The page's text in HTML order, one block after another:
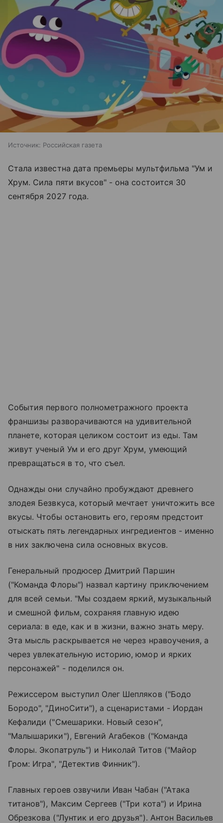
Источник: Российская газета
Стала известна дата премьеры мультфильма "Ум и
Хрум. Сила пяти вкусов" - она состоится 30
сентября 2027 года.
События первого полнометражного проекта
франшизы разворачиваются на удивительной
планете, которая целиком состоит из еды. Там
живут ученый Ум и его друг Хрум, умеющий
превращаться в то, что съел.
Однажды они случайно пробуждают древнего
злодея Безвкуса, который мечтает уничтожить все
вкусы. Чтобы остановить его, героям предстоит
отыскать пять легендарных ингредиентов - именно
в них заключена сила основных вкусов.
Генеральный продюсер Дмитрий Паршин
("Команда Флоры") назвал картину приключением
для всей семьи. "Мы создаем яркий, музыкальный
и смешной фильм, сохраняя главную идею
сериала: в еде, как и в жизни, важно знать меру.
Эта мысль раскрывается не через нравоучения, а
через увлекательную историю, юмор и ярких
персонажей" - поделился он.
Режиссером выступил Олег Шепляков ("Бодо
Бородо", "ДиноСити"), а сценаристами - Иордан
Кефалиди ("Смешарики. Новый сезон",
"Малышарики"), Евгений Агабеков ("Команда
Флоры. Экопатруль") и Николай Титов ("Майор
Гром: Игра", "Детектив Финник").
Главных героев озвучили Иван Чабан ("Атака
титанов"), Максим Сергеев ("Три кота") и Ирина
Обрезкова ("Лунтик и его друзья"). Антон Васильев